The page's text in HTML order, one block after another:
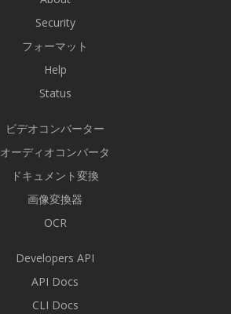
Security
フォーマット
Help
Status
ビデオコンバーター
オーディオコンバータ
ドキュメント変換
画像変換器
OCR
Developers API
API Docs
CLI Docs